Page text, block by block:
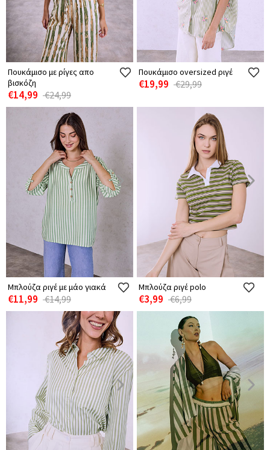
Πουκάμισο με ρίγες απο
βισκόζη
€14,99 €24,99
Πουκάμισο oversized ριγέ
€19,99 €29,99
Μπλούζα ριγέ με μάο γιακά
€11,99 €14,99
Μπλούζα ριγέ polo
€3,99 €6,99